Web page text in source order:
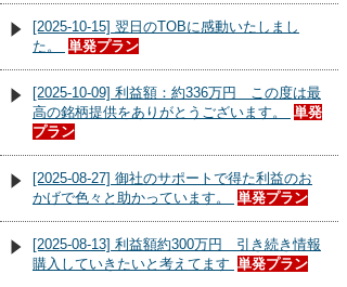
[2025-10-15] 翌日のTOBに感動いたしまし
た。
単発プラン
[2025-10-09] 利益額：約336万円 この度は最
高の銘柄提供をありがとうございます。
単発
プラン
[2025-08-27] 御社のサポートで得た利益のお
かげで色々と助かっています。
単発プラン
[2025-08-13] 利益額約300万円 引き続き情報
購入していきたいと考えてます 単発プラン